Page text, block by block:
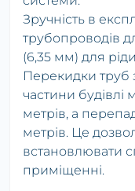
Зручність в
трубопроводів
(6,35 мм) для
Перекидки труб
частини будівлі
метрів, а
метрів. Це
встановлювати
приміщенні.